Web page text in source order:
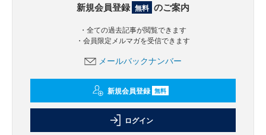
新規会員登録 無料 のご案内
・全ての過去記事が閲覧できます
・会員限定メルマガを受信できます
メールバックナンバー
新規会員登録 無料
ログイン